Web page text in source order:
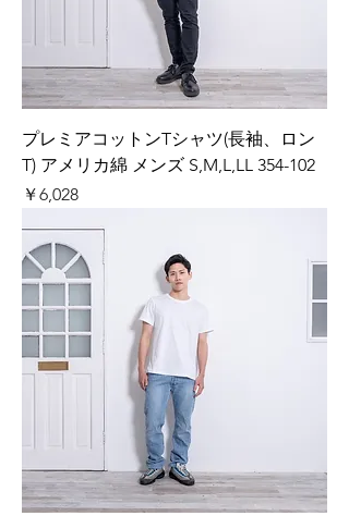
プレミアコットンTシャツ(長袖、ロン
T) アメリカ綿 メンズ S,M,L,LL 354-102
価格
￥6,028